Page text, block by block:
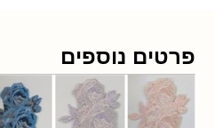
פרטים נוספים